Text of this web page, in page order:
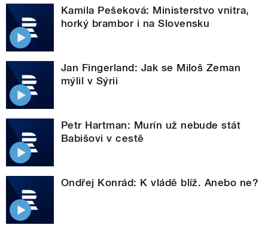
Kamila Pešeková: Ministerstvo vnitra,
horký brambor i na Slovensku
Jan Fingerland: Jak se Miloš Zeman
mýlil v Sýrii
Petr Hartman: Murín už nebude stát
Babišovi v cestě
Ondřej Konrád: K vládě blíž. Anebo ne?